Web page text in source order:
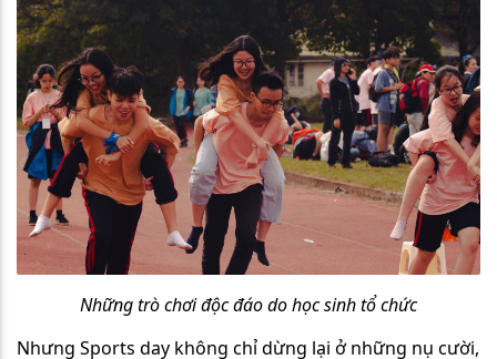
Những trò chơi độc đáo do học sinh tổ chức
Nhưng Sports day không chỉ dừng lại ở những nụ cười,